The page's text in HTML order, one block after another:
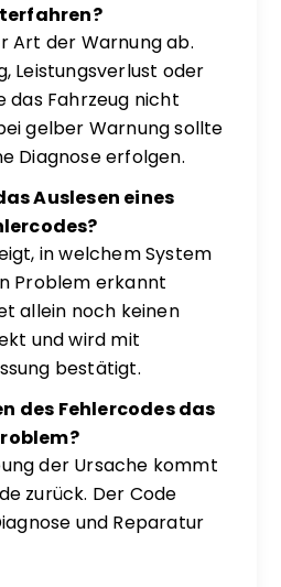
Art der Warnung ab.
Leistungsverlust oder
das Fahrzeug nicht
gelber Warnung sollte
Diagnose erfolgen.
Auslesen eines
in welchem System
Problem erkannt
allein noch keinen
und wird mit
bestätigt.
des Fehlercodes das
der Ursache kommt
zurück. Der Code
und Reparatur